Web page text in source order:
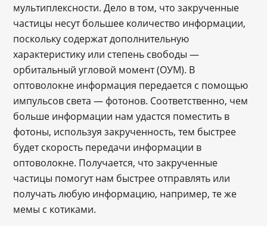
мультиплексности. Дело в том, что закрученные
частицы несут большее количество информации,
поскольку содержат дополнительную
характеристику или степень свободы —
орбитальный угловой момент (ОУМ). В
оптоволокне информация передается с помощью
импульсов света — фотонов. Соответственно, чем
больше информации нам удастся поместить в
фотоны, используя закрученность, тем быстрее
будет скорость передачи информации в
оптоволокне. Получается, что закрученные
частицы помогут нам быстрее отправлять или
получать любую информацию, например, те же
мемы с котиками.